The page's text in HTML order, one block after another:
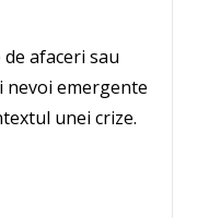
afaceri sau
nevoi emergente
unei crize.